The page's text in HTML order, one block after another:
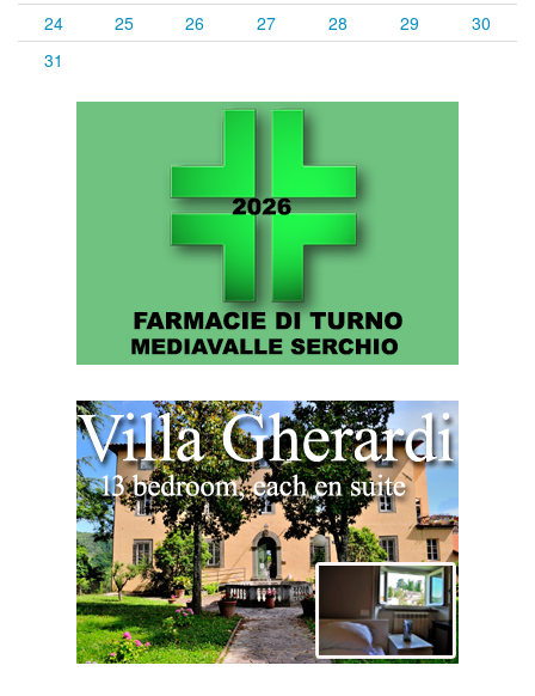
24
25 26 27 28 29
30
31